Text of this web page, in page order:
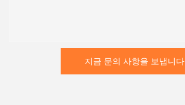
지금 문의 사항을 보냅니다